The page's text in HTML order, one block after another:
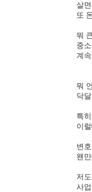
살
또
뭐
중
계
뭐
닥
특
이
변
왠
저
사